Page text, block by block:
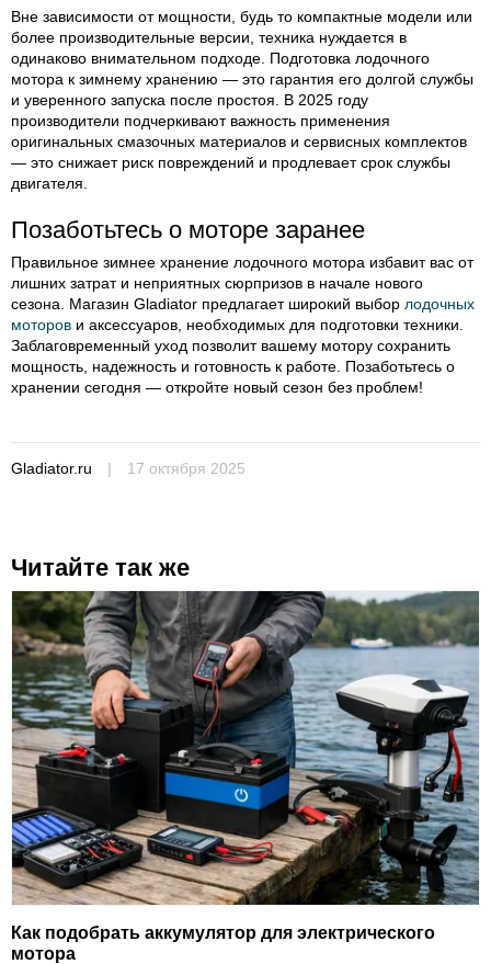
Вне зависимости от мощности, будь то компактные модели или
более производительные версии, техника нуждается в
одинаково внимательном подходе. Подготовка лодочного
мотора к зимнему хранению — это гарантия его долгой службы
и уверенного запуска после простоя. В 2025 году
производители подчеркивают важность применения
оригинальных смазочных материалов и сервисных комплектов
— это снижает риск повреждений и продлевает срок службы
двигателя.
Позаботьтесь о моторе заранее
Правильное зимнее хранение лодочного мотора избавит вас от
лишних затрат и неприятных сюрпризов в начале нового
сезона. Магазин Gladiator предлагает широкий выбор лодочных
моторов и аксессуаров, необходимых для подготовки техники.
Заблаговременный уход позволит вашему мотору сохранить
мощность, надежность и готовность к работе. Позаботьтесь о
хранении сегодня — откройте новый сезон без проблем!
Gladiator.ru | 17 октября 2025
Читайте так же
Как подобрать аккумулятор для электрического
мотора